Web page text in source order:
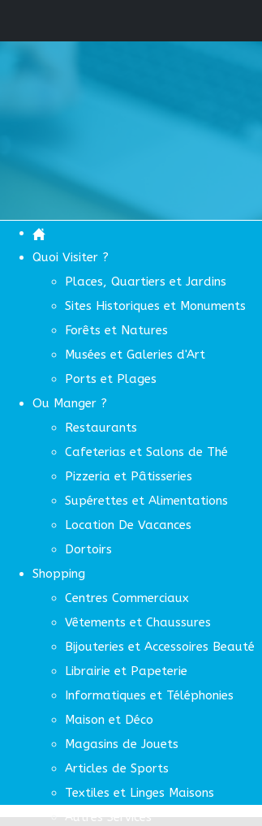
Quoi Visiter ?
Places, Quartiers et Jardins
Sites Historiques et Monuments
Forêts et Natures
Musées et Galeries d'Art
Ports et Plages
Ou Manger ?
Restaurants
Cafeterias et Salons de Thé
Pizzeria et Pâtisseries
Supérettes et Alimentations
Location De Vacances
Dortoirs
Shopping
Centres Commerciaux
Vêtements et Chaussures
Bijouteries et Accessoires Beauté
Librairie et Papeterie
Informatiques et Téléphonies
Maison et Déco
Magasins de Jouets
Articles de Sports
Textiles et Linges Maisons
Autres Services